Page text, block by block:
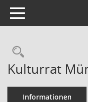
Toggle navigation
Kulturrat
Informationen